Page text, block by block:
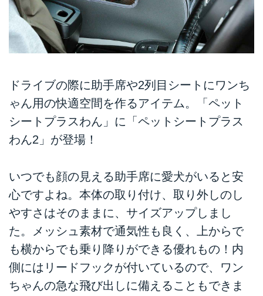
ドライブの際に助手席や2列目シートにワンち
ゃん用の快適空間を作るアイテム。「ペット
シートプラスわん」に「ペットシートプラス
わん2」が登場！
いつでも顔の見える助手席に愛犬がいると安
心ですよね。本体の取り付け、取り外しのし
やすさはそのままに、サイズアップしまし
た。メッシュ素材で通気性も良く、上からで
も横からでも乗り降りができる優れもの！内
側にはリードフックが付いているので、ワン
ちゃんの急な飛び出しに備えることもできま